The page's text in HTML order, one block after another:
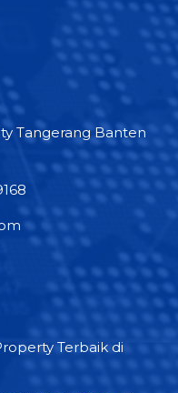
Tangerang Banten
Terbaik di